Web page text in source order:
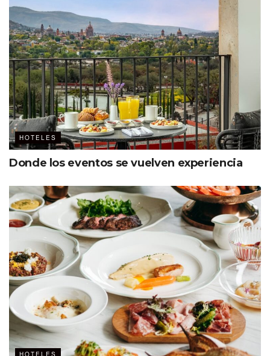
HOTELES
Donde los eventos se vuelven experiencia
HOTELES